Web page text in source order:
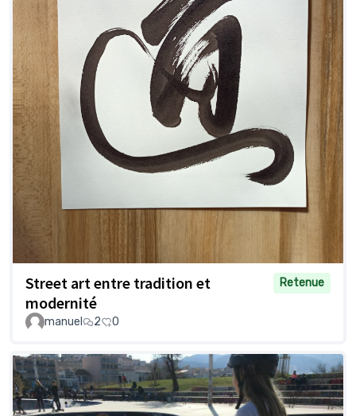
Street art entre tradition et
modernité
Retenue
manuel 2 0